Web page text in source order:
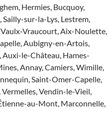
Hermies, Bucquoy,
sur-la-Lys, Lestrem,
Vaulx-Vraucourt, Aix-Noulette,
Aubigny-en-Artois,
Auxi-le-Château, Hames-
Annay, Camiers, Wimille,
Saint-Omer-Capelle,
Vendin-le-Vieil,
au-Mont, Marconnelle,